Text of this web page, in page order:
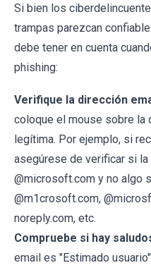
Si bien los
trampas parezcan
debe tener en cuenta
phishing:
Verifique la dirección
coloque el mouse sobre la
legítima. Por ejemplo, si
asegúrese de verificar si
@microsoft.com y no algo
@m1crosoft.com,
noreply.com, etc.
Compruebe si hay
email es "Estimado